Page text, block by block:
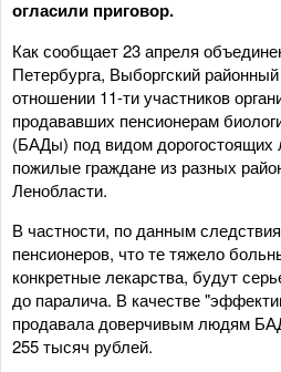
огласили приговор.
Как сообщает 23 апреля
Петербурга, Выборгский
отношении 11-ти участников
продававших пенсионерам
(БАДы) под видом дорогостоящих
пожилые граждане из разных
Ленобласти.
В частности, по данным
пенсионеров, что те тяжело
конкретные лекарства, будут
до паралича. В качестве
продавала доверчивым людям
255 тысяч рублей.